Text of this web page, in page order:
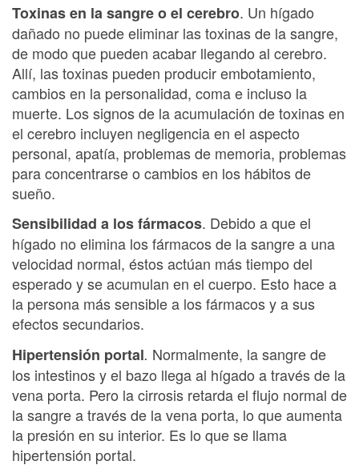
Toxinas en la sangre o el cerebro. Un hígado
dañado no puede eliminar las toxinas de la sangre,
de modo que pueden acabar llegando al cerebro.
Allí, las toxinas pueden producir embotamiento,
cambios en la personalidad, coma e incluso la
muerte. Los signos de la acumulación de toxinas en
el cerebro incluyen negligencia en el aspecto
personal, apatía, problemas de memoria, problemas
para concentrarse o cambios en los hábitos de
sueño.
Sensibilidad a los fármacos. Debido a que el
hígado no elimina los fármacos de la sangre a una
velocidad normal, éstos actúan más tiempo del
esperado y se acumulan en el cuerpo. Esto hace a
la persona más sensible a los fármacos y a sus
efectos secundarios.
Hipertensión portal. Normalmente, la sangre de
los intestinos y el bazo llega al hígado a través de la
vena porta. Pero la cirrosis retarda el flujo normal de
la sangre a través de la vena porta, lo que aumenta
la presión en su interior. Es lo que se llama
hipertensión portal.